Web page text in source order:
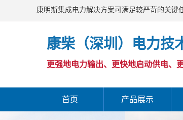
康明斯集成电力解决方案可满足较严苛的关键
康柴（深圳）电力技
更强地电力输出、更快地启动供电、
首页 产品展示